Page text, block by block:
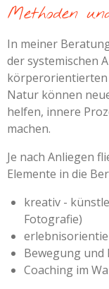
Methoden
In meiner
der systemischen
körperorientierten
Natur können
helfen, innere
machen.
Je nach Anliegen
Elemente in die
kreativ -
Fotografie)
Bewegung
Coaching im